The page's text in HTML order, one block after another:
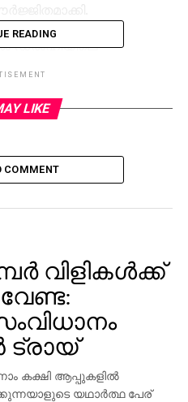
ല്‍ ഡല്‍ഹിയിലെ
ഇയാള്‍. സംഭവത്തെ
അതീവ ജാഗ്രത
പരാതി
ട്രംപ്; ക്രൂരനായ
READING
LIKE
COMMENT
വിളികള്‍ക്ക്
കക്ഷി ആപ്പുകളില്‍
യഥാര്‍ത്ഥ പേര്